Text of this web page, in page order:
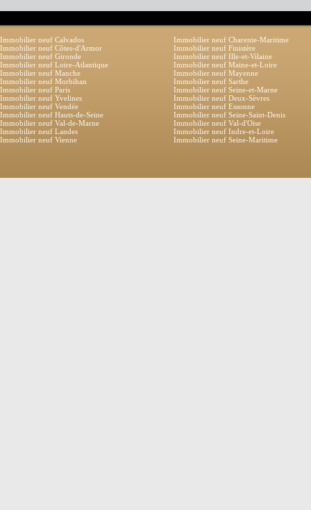
Immobilier neuf Calvados
Immobilier neuf Charente-Maritime
Immobilier neuf Côtes-d'Armor
Immobilier neuf Finistère
Immobilier neuf Gironde
Immobilier neuf Ille-et-Vilaine
Immobilier neuf Loire-Atlantique
Immobilier neuf Maine-et-Loire
Immobilier neuf Manche
Immobilier neuf Mayenne
Immobilier neuf Morbihan
Immobilier neuf Sarthe
Immobilier neuf Paris
Immobilier neuf Seine-et-Marne
Immobilier neuf Yvelines
Immobilier neuf Deux-Sèvres
Immobilier neuf Vendée
Immobilier neuf Essonne
Immobilier neuf Hauts-de-Seine
Immobilier neuf Seine-Saint-Denis
Immobilier neuf Val-de-Marne
Immobilier neuf Val-d'Oise
Immobilier neuf Landes
Immobilier neuf Indre-et-Loire
Immobilier neuf Vienne
Immobilier neuf Seine-Maritime